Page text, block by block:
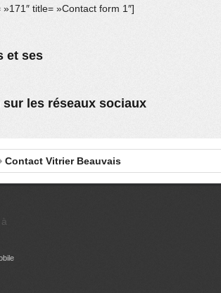
title= »Contact form 1″]
et ses
sur les réseaux sociaux
Contact Vitrier Beauvais